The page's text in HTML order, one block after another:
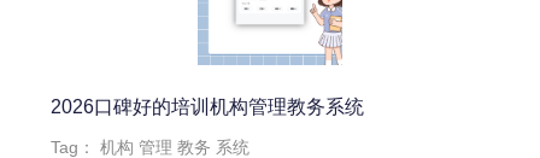
2026口碑好的培训机构管理教务系统
Tag：机构 管理 教务 系统